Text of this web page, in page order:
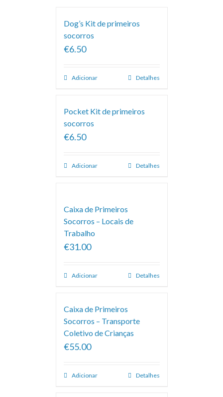
Dog’s Kit de primeiros
socorros
€6.50
Adicionar Detalhes
Pocket Kit de primeiros
socorros
€6.50
Adicionar Detalhes
Caixa de Primeiros
Socorros – Locais de
Trabalho
€31.00
Adicionar Detalhes
Caixa de Primeiros
Socorros – Transporte
Coletivo de Crianças
€55.00
Adicionar Detalhes